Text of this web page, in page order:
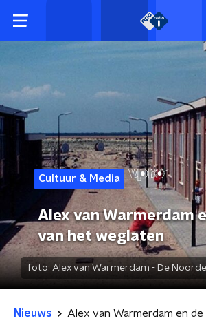
Cultuur & Media
Alex van Warmerdam
van het weglaten
foto: Alex van Warmerdam - De
Nieuws